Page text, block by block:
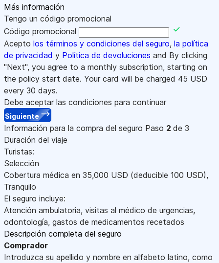
Más información
Tengo un código promocional
Código promocional
Acepto los términos y condiciones del seguro, la política
de privacidad y Política de devoluciones and By clicking
"Next", you agree to a monthly subscription, starting on
the policy start date. Your card will be charged 45 USD
every 30 days.
Debe aceptar las condiciones para continuar
Siguiente
Información para la compra del seguro Paso 2 de 3
Duración del viaje
Turistas:
Selección
Cobertura médica en 35,000 USD (deducible 100 USD),
Tranquilo
El seguro incluye:
Atención ambulatoria, visitas al médico de urgencias,
odontología, gastos de medicamentos recetados
Descripción completa del seguro
Comprador
Introduzca su apellido y nombre en alfabeto latino, como